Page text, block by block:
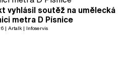
vyhlásil soutěž na umělecká
metra D Písnice
Artalk Infoservis